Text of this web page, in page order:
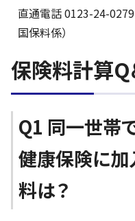
直通電話 0123-24-
国保料係）
保険料計算Q
Q1 同一世帯
健康保険に
料は？